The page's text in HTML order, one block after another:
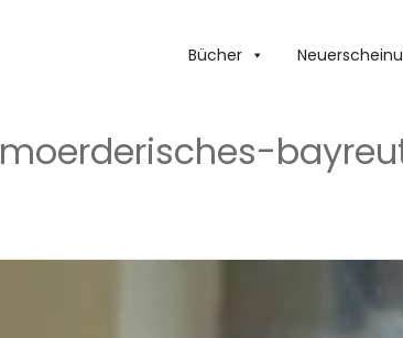
Bücher
moerderisches-